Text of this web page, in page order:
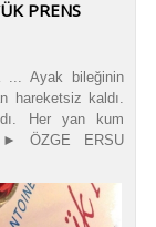
PRENS
... Ayak bileğinin
hareketsiz kaldı.
Her yan kum
► ÖZGE ERSU